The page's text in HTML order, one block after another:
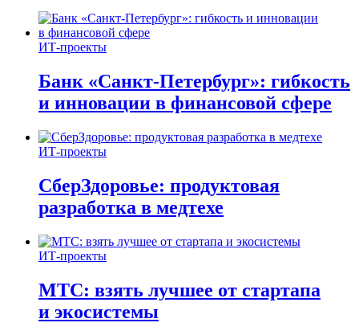
ИТ-проекты
Банк «Санкт-Петербург»: гибкость
и инновации в финансовой сфере
ИТ-проекты
СберЗдоровье: продуктовая
разработка в медтехе
ИТ-проекты
МТС: взять лучшее от стартапа
и экосистемы